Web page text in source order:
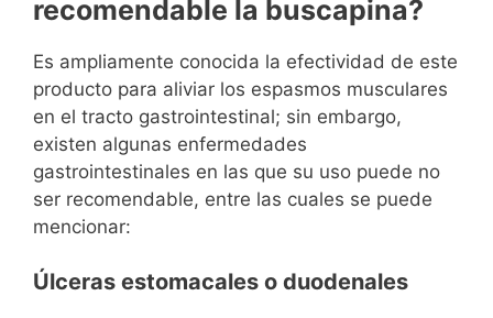
recomendable la buscapina?
Es ampliamente conocida la efectividad de este
producto para aliviar los espasmos musculares
en el tracto gastrointestinal; sin embargo,
existen algunas enfermedades
gastrointestinales en las que su uso puede no
ser recomendable, entre las cuales se puede
mencionar:
Úlceras estomacales o duodenales